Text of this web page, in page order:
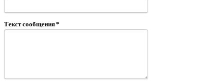
Текст сообщения*